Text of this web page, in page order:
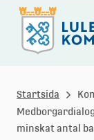
u
l
Startsida
minskat antal